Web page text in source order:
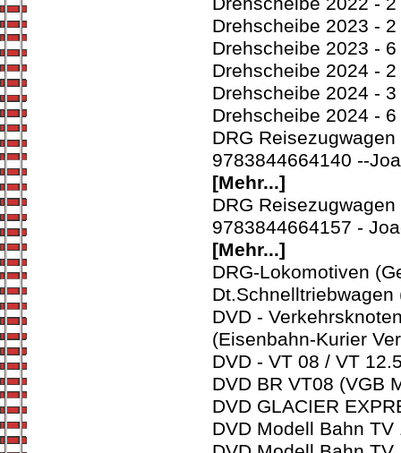
Drehscheibe 2023 -
Drehscheibe 2023 -
Drehscheibe 2024 -
Drehscheibe 2024 -
Drehscheibe 2024 -
DRG
9783844664140 --
[Mehr...]
DRG
9783844664157 -
[Mehr...]
DRG-Lokomotiven
DVD -
(Eisenbahn-Kurier
DVD - VT 08 / VT
DVD BR VT08 (VGB
DVD GLACIER
DVD Modell Bahn